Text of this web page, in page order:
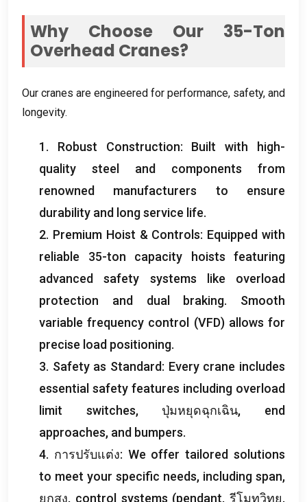
Why Choose Our 35-Ton
Overhead Cranes?
Our cranes are engineered for performance, safety, and
longevity.
1. Robust Construction: Built with high-
quality steel and components from
renowned manufacturers to ensure
durability and long service life.
2. Premium Hoist & Controls: Equipped with
reliable 35-ton capacity hoists featuring
advanced safety systems like overload
protection and dual braking. Smooth
variable frequency control
(VFD) allows for
precise load positioning.
3. Safety as Standard: Every crane includes
essential safety features including overload
limit switches, ปุ่มหยุดฉุกเฉิน, end
approaches, and bumpers.
4. การปรับแต่ง: We offer tailored solutions
to meet your specific needs, including span,
ยกสูง, control systems (pendant, รีโมทวิทยุ,